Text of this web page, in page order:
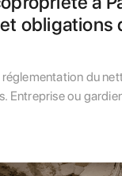
obligations
du
Entreprise ou